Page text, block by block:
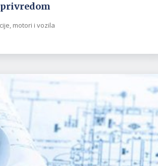
privredom
motori i vozila